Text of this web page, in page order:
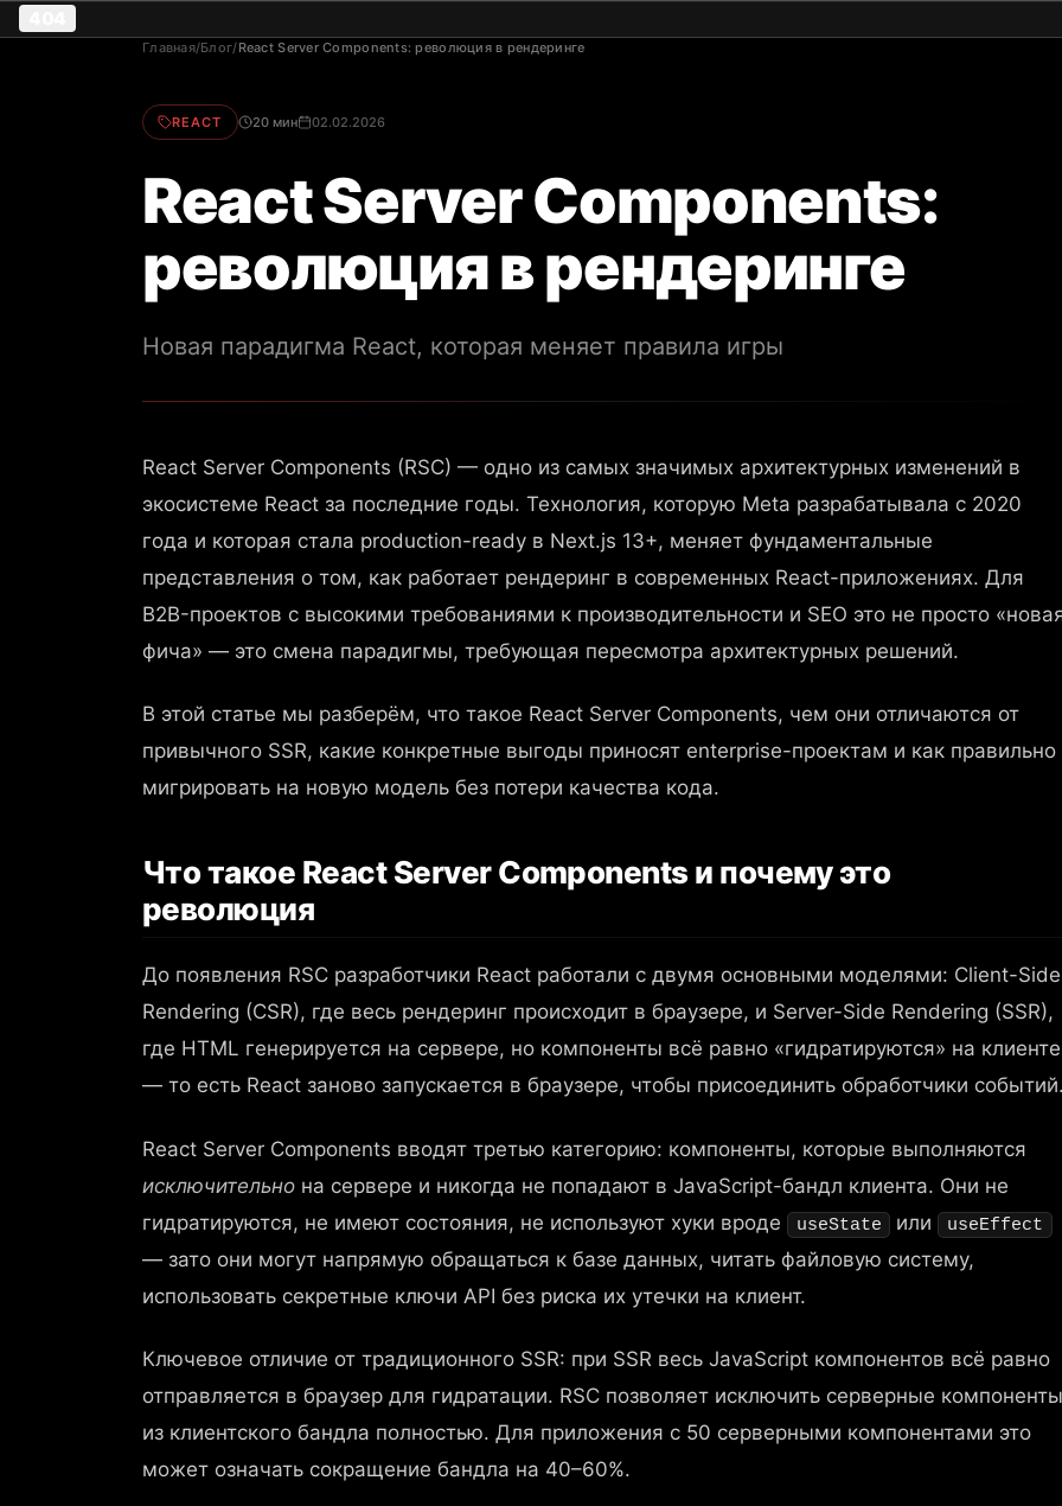
Главная/Блог/React Server Components: революция в рендеринге
REACT 20 мин 02.02.2026
React Server Components:
революция в рендеринге
Новая парадигма React, которая меняет правила игры
React Server Components (RSC) — одно из самых значимых архитектурных изменений в
экосистеме React за последние годы. Технология, которую Meta разрабатывала с 2020
года и которая стала production-ready в Next.js 13+, меняет фундаментальные
представления о том, как работает рендеринг в современных React-приложениях. Для
B2B-проектов с высокими требованиями к производительности и SEO это не просто
фича» — это смена парадигмы, требующая пересмотра архитектурных решений.
В этой статье мы разберём, что такое React Server Components, чем они отличаются от
привычного SSR, какие конкретные выгоды приносят enterprise-проектам и как правильно
мигрировать на новую модель без потери качества кода.
Что такое React Server Components и почему это
революция
До появления RSC разработчики React работали с двумя основными моделями: Client-Side
Rendering (CSR), где весь рендеринг происходит в браузере, и Server-Side Rendering (SSR),
где HTML генерируется на сервере, но компоненты всё равно «гидратируются» на клиенте
— то есть React заново запускается в браузере, чтобы присоединить обработчики
React Server Components вводят третью категорию: компоненты, которые выполняются
исключительно на сервере и никогда не попадают в JavaScript-бандл клиента. Они не
гидратируются, не имеют состояния, не используют хуки вроде
useState или useEffect
— зато они могут напрямую обращаться к базе данных, читать файловую систему,
использовать секретные ключи API без риска их утечки на клиент.
Ключевое отличие от традиционного SSR: при SSR весь JavaScript компонентов всё равно
отправляется в браузер для гидратации. RSC позволяет исключить серверные компоненты
из клиентского бандла полностью. Для приложения с 50 серверными компонентами это
может означать сокращение бандла на 40–60%.